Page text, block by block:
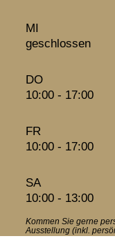
MI
geschlossen
DO
10:00 - 17:00
FR
10:00 - 17:00
SA
10:00 - 13:00
Kommen Sie gerne
Ausstellung (inkl.